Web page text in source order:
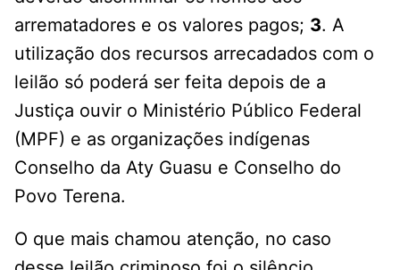
arrematadores e os valores pagos; 3. A
utilização dos recursos arrecadados com o
leilão só poderá ser feita depois de a
Justiça ouvir o Ministério Público Federal
(MPF) e as organizações indígenas
Conselho da Aty Guasu e Conselho do
Povo Terena.
O que mais chamou atenção, no caso